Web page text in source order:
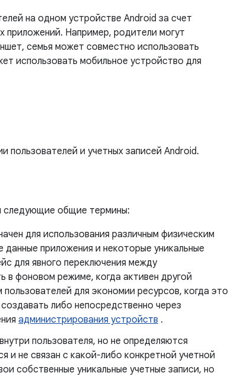
на одном устройстве Android за счет
приложений. Например, родители могут
семья может совместно использовать
использовать мобильное устройство для
пользователей и учетных записей Android.
следующие общие термины:
для использования различным физическим
приложения и некоторые уникальные
для явного переключения между
в фоновом режиме, когда активен другой
для экономии ресурсов, когда это
либо непосредственно через
администрирования устройств .
пользователя, но не определяются
и не связан с какой-либо конкретной учетной
собственные уникальные учетные записи, но